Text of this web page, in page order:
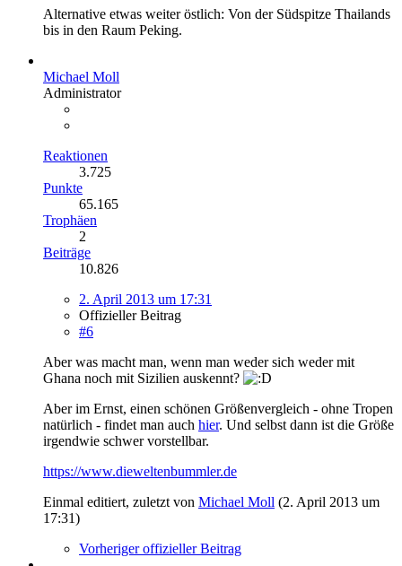
Alternative etwas weiter östlich: Von der Südspitze Thailands
bis in den Raum Peking.
Michael Moll
Administrator
Reaktionen
3.725
Punkte
65.165
Trophäen
2
Beiträge
10.826
2. April 2013 um 17:31
Offizieller Beitrag
#6
Aber was macht man, wenn man weder sich weder mit
Ghana noch mit Sizilien auskennt?
Aber im Ernst, einen schönen Größenvergleich - ohne Tropen
natürlich - findet man auch hier. Und selbst dann ist die Größe
irgendwie schwer vorstellbar.
https://www.dieweltenbummler.de
Einmal editiert, zuletzt von Michael Moll (2. April 2013 um
17:31)
Vorheriger offizieller Beitrag